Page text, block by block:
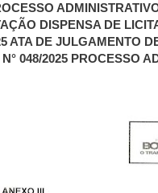
DISPENSA DE
ATA DE JULGAMENTO
048/2025 PROCESSO